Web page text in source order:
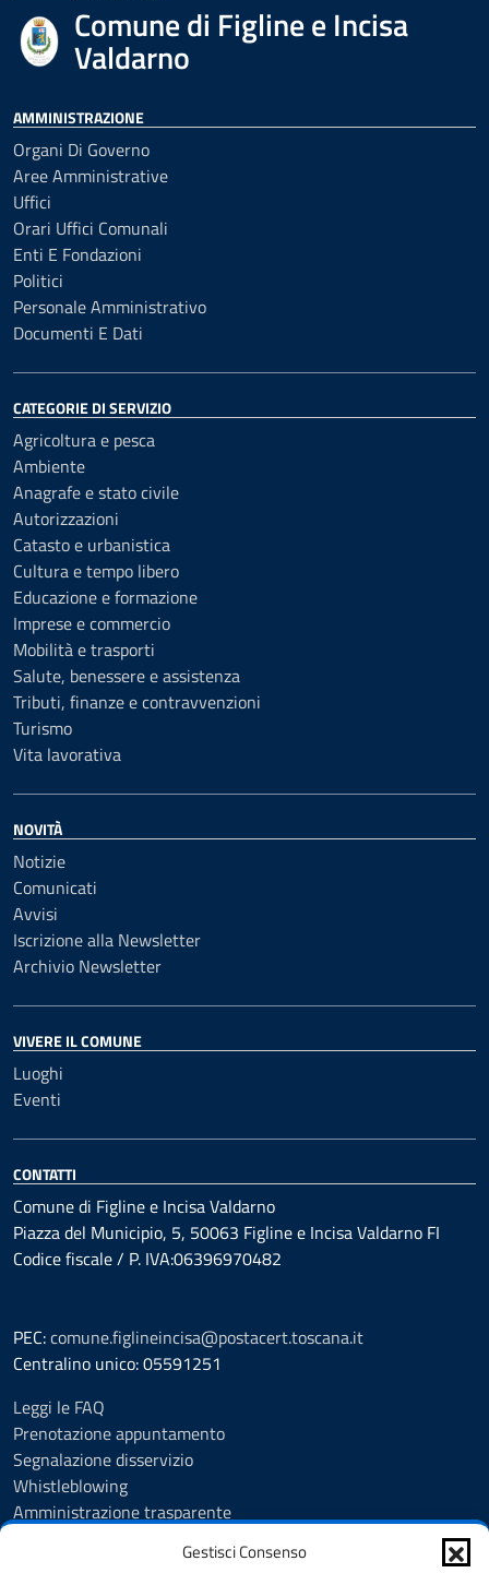
Gestisci Consenso
Comune di Figline e Incisa
Valdarno
AMMINISTRAZIONE
Organi Di Governo
Aree Amministrative
Uffici
Orari Uffici Comunali
Enti E Fondazioni
Politici
Personale Amministrativo
Documenti E Dati
CATEGORIE DI SERVIZIO
Agricoltura e pesca
Ambiente
Anagrafe e stato civile
Autorizzazioni
Catasto e urbanistica
Cultura e tempo libero
Educazione e formazione
Imprese e commercio
Mobilità e trasporti
Salute, benessere e assistenza
Tributi, finanze e contravvenzioni
Turismo
Vita lavorativa
NOVITÀ
Notizie
Comunicati
Avvisi
Iscrizione alla Newsletter
Archivio Newsletter
VIVERE IL COMUNE
Luoghi
Eventi
CONTATTI
Comune di Figline e Incisa Valdarno
Piazza del Municipio, 5, 50063 Figline e Incisa Valdarno FI
Codice fiscale / P. IVA:06396970482
PEC:comune.figlineincisa@postacert.toscana.it
Centralino unico: 05591251
Leggi le FAQ
Prenotazione appuntamento
Segnalazione disservizio
Whistleblowing
Amministrazione trasparente